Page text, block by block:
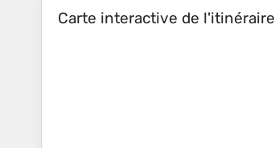
Carte interactive de l'itinéraire